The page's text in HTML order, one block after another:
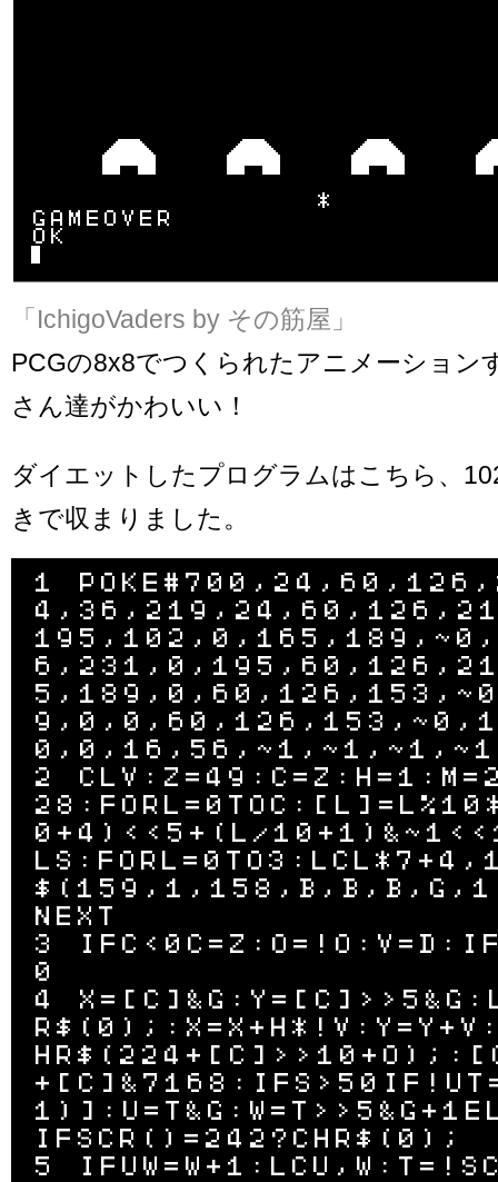
「IchigoVaders by その筋屋」
PCGの8x8でつくられたアニメーション
さん達がかわいい！
ダイエットしたプログラムはこちら、
きで収まりました。
1
2
0+4)<<5+(L/
NEXT
3
0
4
IFSCR()=242?CHR$(0);
5